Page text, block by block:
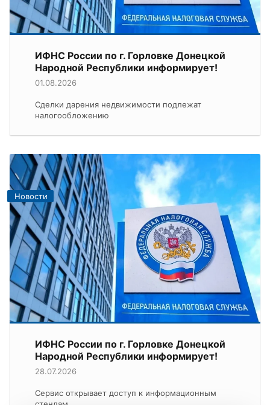
ИФНС России по г. Горловке Донецкой
Народной Республики информирует!
01.08.2026
Сделки дарения недвижимости подлежат
налогообложению
Новости
ИФНС России по г. Горловке Донецкой
Народной Республики информирует!
28.07.2026
Сервис открывает доступ к информационным